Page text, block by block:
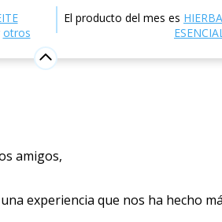
otros
El producto del mes es
trataron de detenernos... y dimos
de detenernos...
amigos,
experiencia que nos ha hecho